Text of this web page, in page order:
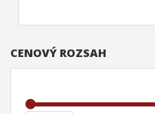
CENOVÝ ROZSAH